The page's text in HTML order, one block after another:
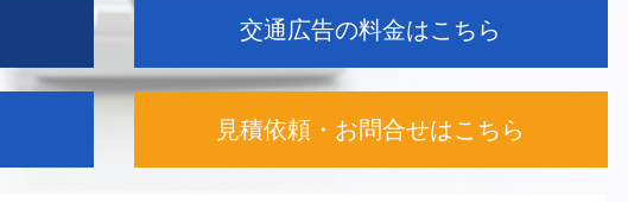
交通広告の料金はこちら
見積依頼・お問合せはこちら